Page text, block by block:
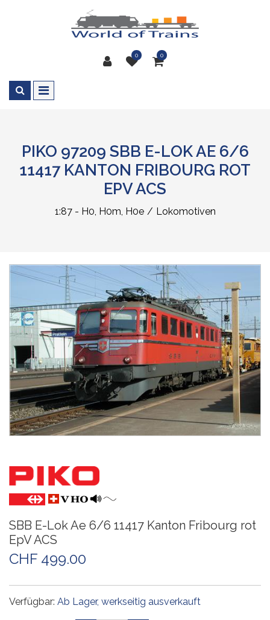
0 0
PIKO 97209 SBB E-LOK AE 6/6
11417 KANTON FRIBOURG ROT
EPV ACS
1:87 - H0, H0m, H0e Lokomotiven
SBB E-Lok Ae 6/6 11417 Kanton Fribourg rot
EpV ACS
CHF 499.00
Verfügbar: Ab Lager, werkseitig ausverkauft